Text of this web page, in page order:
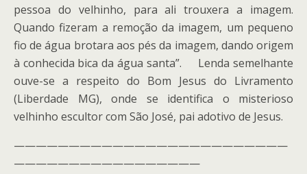
pessoa do velhinho, para ali trouxera a imagem.
Quando fizeram a remoção da imagem, um pequeno
fio de água brotara aos pés da imagem, dando origem
à conhecida bica da água santa”. Lenda semelhante
ouve-se a respeito do Bom Jesus do Livramento
(Liberdade MG), onde se identifica o misterioso
velhinho escultor com São José, pai adotivo de Jesus.
—————————————————————————
—————————————————